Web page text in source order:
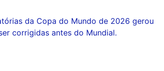
da Copa do Mundo de 2026 gerou
corrigidas antes do Mundial.